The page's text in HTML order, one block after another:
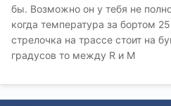
бы. Возможно он у тебя не
когда температура за бортом
стрелочка на трассе стоит на
градусов то между R и M